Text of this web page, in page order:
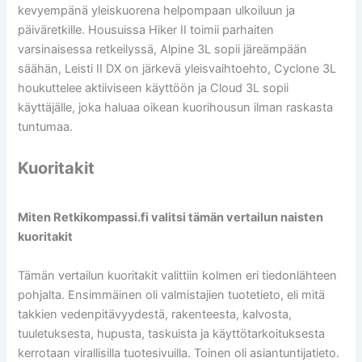
kevyempänä yleiskuorena helpompaan ulkoiluun ja
päiväretkille. Housuissa Hiker II toimii parhaiten
varsinaisessa retkeilyssä, Alpine 3L sopii järeämpään
säähän, Leisti II DX on järkevä yleisvaihtoehto, Cyclone 3L
houkuttelee aktiiviseen käyttöön ja Cloud 3L sopii
käyttäjälle, joka haluaa oikean kuorihousun ilman raskasta
tuntumaa.
Kuoritakit
Miten Retkikompassi.fi valitsi tämän vertailun naisten
kuoritakit
Tämän vertailun kuoritakit valittiin kolmen eri tiedonlähteen
pohjalta. Ensimmäinen oli valmistajien tuotetieto, eli mitä
takkien vedenpitävyydestä, rakenteesta, kalvosta,
tuuletuksesta, hupusta, taskuista ja käyttötarkoituksesta
kerrotaan virallisilla tuotesivuilla. Toinen oli asiantuntijatieto.